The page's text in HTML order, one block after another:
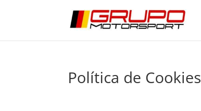
Política de Cookies